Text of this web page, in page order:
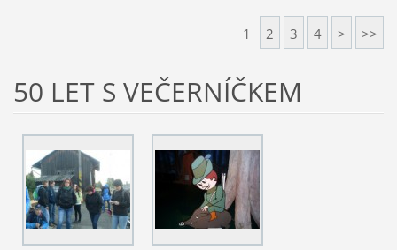
1 2 3 4 > >>
50 LET S VEČERNÍČKEM